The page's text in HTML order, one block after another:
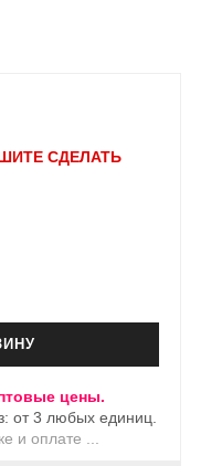
СДЕЛАТЬ
цены.
от 3 любых единиц.
и оплате ...